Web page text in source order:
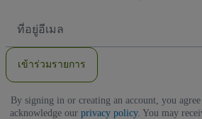
อยู่
เข้าร่วมรายการ
By signing in or creating an account, you
acknowledge our privacy policy. You may